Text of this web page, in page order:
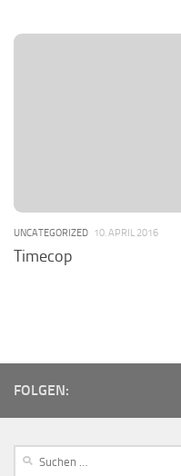
UNCATEGORIZED 10. APRIL 2016
Timecop
FOLGEN: